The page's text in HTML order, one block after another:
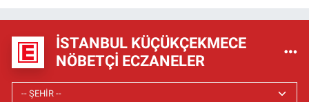
İSTANBUL KÜÇÜKÇEKMECE
NÖBETÇI ECZANELER